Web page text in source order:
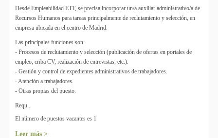
Desde Empleabilidad ETT, se precisa incorporar un/a auxiliar administrativo/a de
Recursos Humanos para tareas principalmente de reclutamiento y selección, en
empresa ubicada en el centro de Madrid.
Las principales funciones son:
- Procesos de reclutamiento y selección (publicación de ofertas en portales de
empleo, criba CV, realización de entrevistas, etc.).
- Gestión y control de expedientes administrativos de trabajadores.
- Atención a trabajadores.
- Otras propias del puesto.
Requ...
El número de puestos vacantes es 1
Leer más >